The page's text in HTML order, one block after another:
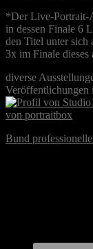
*Der Live-Portrait-
in dessen Finale 6
den Titel unter sich
3x im Finale dieses
diverse
Veröffentlichungen
Bund